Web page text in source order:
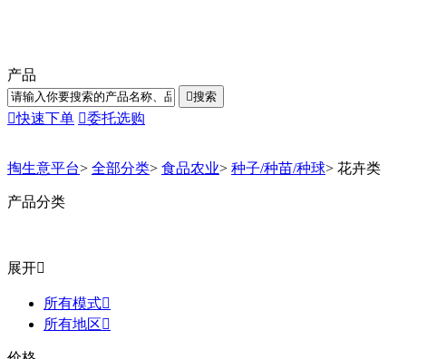
产品
搜索
快速下单 委托选购
掏生意平台> 全部分类> 食品农业> 种子/种苗/种球> 花卉类
产品分类
展开
所有模式
所有地区